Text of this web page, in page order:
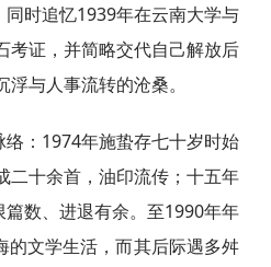
同时追忆1939年在云南大学与
考证，并简略交代自己解放后
与人事流转的沧桑。
：1974年施蛰存七十岁时始
二十余首，油印流传；十五年
篇数、进退有余。至1990年年
的文学生活，而其后际遇多舛